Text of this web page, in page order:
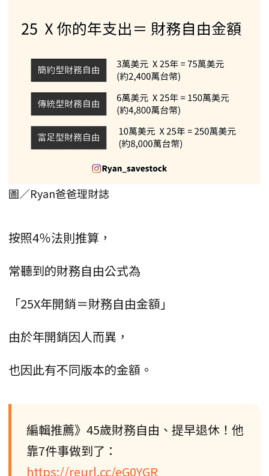
圖／Ryan爸爸理財誌
按照4％法則推算，
常聽到的財務自由公式為
「25X年開銷＝財務自由金額」
由於年開銷因人而異，
也因此有不同版本的金額。
編輯推薦》45歲財務自由、提早退休！他
靠7件事做到了：
https://reurl.cc/eG0YGR